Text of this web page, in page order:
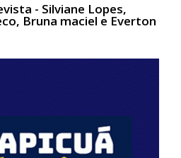
- Silviane Lopes,
Bruna maciel e Everton